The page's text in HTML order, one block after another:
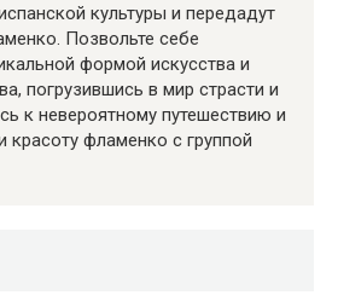
культуры и передадут
Позвольте себе
формой искусства и
погрузившись в мир страсти и
к невероятному путешествию и
красоту фламенко с группой